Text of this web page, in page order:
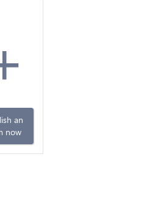
an
now